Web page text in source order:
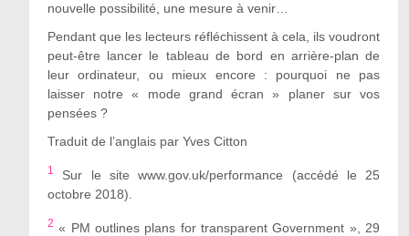
nouvelle possibilité, une mesure à venir…
Pendant que les lecteurs réfléchissent à cela, ils voudront
peut-être lancer le tableau de bord en arrière-plan de
leur ordinateur, ou mieux encore : pourquoi ne pas
laisser notre « mode grand écran » planer sur vos
pensées ?
Traduit de l’anglais par Yves Citton
1
Sur le site www.gov.uk/performance (accédé le 25
octobre 2018).
2 « PM outlines plans for transparent Government », 29